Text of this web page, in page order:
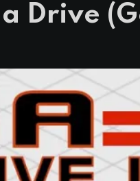
Drive